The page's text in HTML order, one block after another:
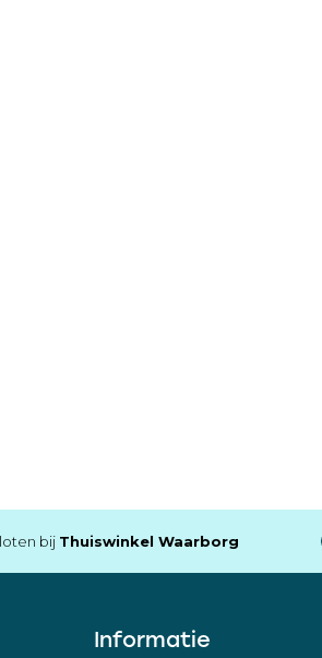
bij Thuiswinkel Waarborg
Informatie